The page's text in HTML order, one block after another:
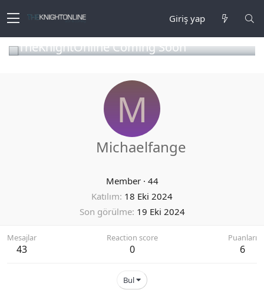
Giriş yap
TheKnightOnline Coming Soon
M
Michaelfange
Member · 44
Katılım 18 Eki 2024
Son görülme 19 Eki 2024
Mesajlar
43
Reaction score
0
Puanları
6
Bul